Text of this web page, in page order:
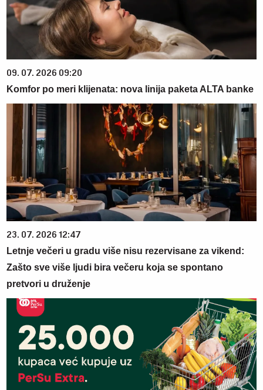
09. 07. 2026 09:20
Komfor po meri klijenata: nova linija paketa ALTA banke
23. 07. 2026 12:47
Letnje večeri u gradu više nisu rezervisane za vikend:
Zašto sve više ljudi bira večeru koja se spontano
pretvori u druženje